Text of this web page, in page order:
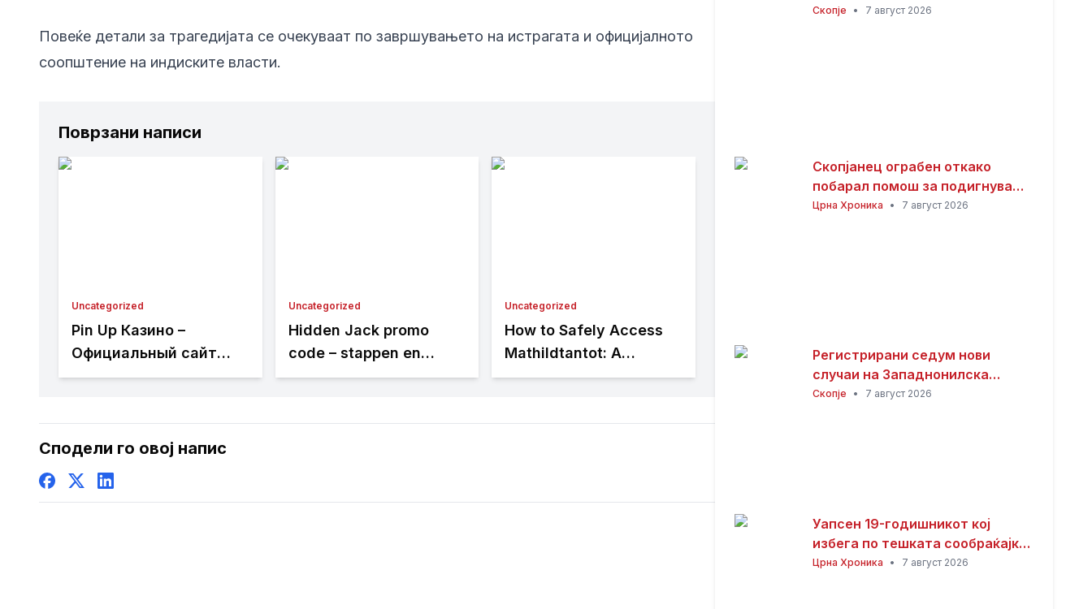
Повеќе детали за трагедијата се очекуваат по завршувањето на истрагата и официјалното
соопштение на индиските власти.
Поврзани написи
Uncategorized
Pin Up Казино –
Официальный сайт
Пин Ап вход на
Uncategorized
Hidden Jack promo
code – stappen en
methoden voor
Uncategorized
How to Safely Access
Mathildtantot: A
Step‑by‑Step Premium
Сподели го овој напис
мост
Скопје • 7 август 2026
Скопјанец ограбен откако
побарал помош за подигнување
пари од банкомат
Црна Хроника • 7 август 2026
Регистрирани седум нови
случаи на Западнонилска
треска во Скопје
Скопје • 7 август 2026
Уапсен 19-годишникот кој
избега по тешката сообраќајка
во Ѓорче Петров
Црна Хроника • 7 август 2026